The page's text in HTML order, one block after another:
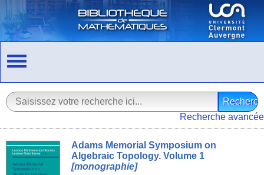
Recherche avancée
Adams Memorial Symposium on
Algebraic Topology. Volume 1
[monographie]